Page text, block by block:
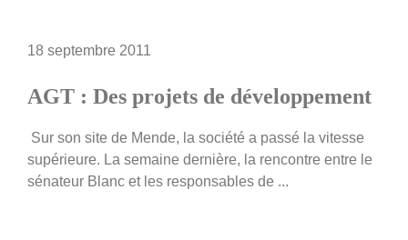
18 septembre 2011
AGT : Des projets de développement
Sur son site de Mende, la société a passé la vitesse
supérieure. La semaine dernière, la rencontre entre le
sénateur Blanc et les responsables de ...